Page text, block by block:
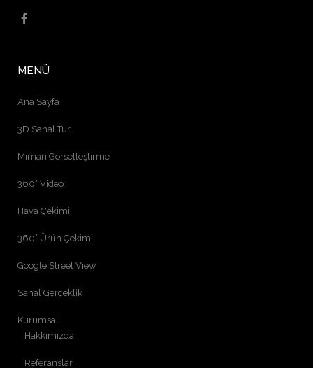
MENÜ
Ana Sayfa
3D Sanal Tur
Mimari Görselleştirme
360° Video
Hava Çekimi
360° Ürün Çekimi
Google Street View
Sanal Gerçeklik
Kurumsal
Hakkımızda
Referanslar